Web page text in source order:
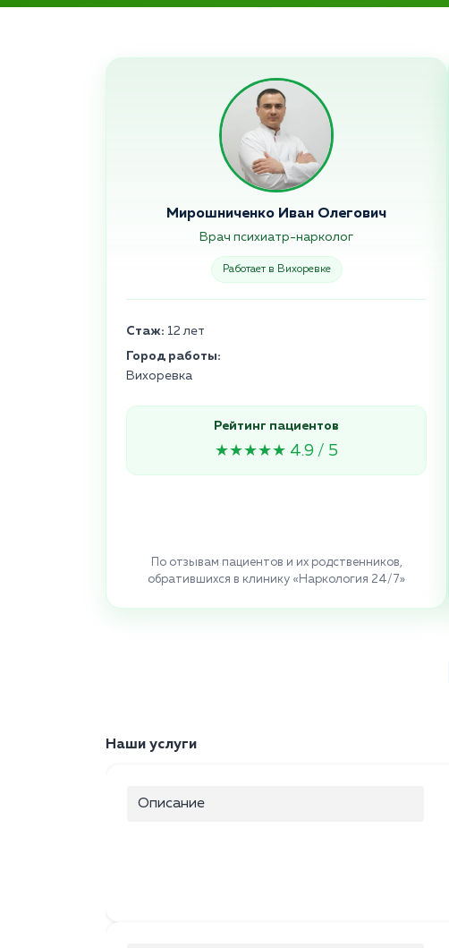
Мирошниченко Иван Олегович
Врач психиатр-нарколог
Работает в Вихоревке
Стаж: 12 лет
Город работы:
Вихоревка
Рейтинг пациентов
★★★★★ 4.9 / 5
По отзывам пациентов и их родственников,
обратившихся в клинику «Наркология 24/7»
Наши услуги
Описание